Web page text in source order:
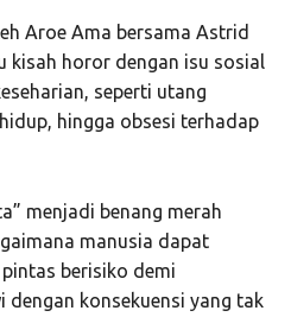
Aroe Ama bersama Astrid
kisah horor dengan isu sosial
seperti utang
hingga obsesi terhadap
menjadi benang merah
manusia dapat
berisiko demi
dengan konsekuensi yang tak